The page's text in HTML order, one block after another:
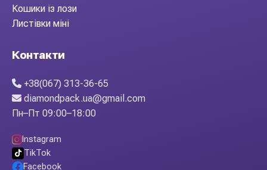
Кошики із лози
Листівки міні
Контакти
+38(067) 313-36-65
diamondpack.ua@gmail.com
Пн–Пт 09:00–18:00
Instagram
TikTok
Facebook